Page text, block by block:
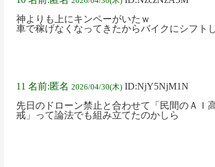
神よりも上にキンペーがいたｗ
車で稼げなくなってきたからバイクにシフト
11 名前:匿名 2026/04/30(木) ID:NjY5NjM1N
先日のドローン禁止と合わせて「民間のＡＩ
戒」って論法でも組み立てたのかしら